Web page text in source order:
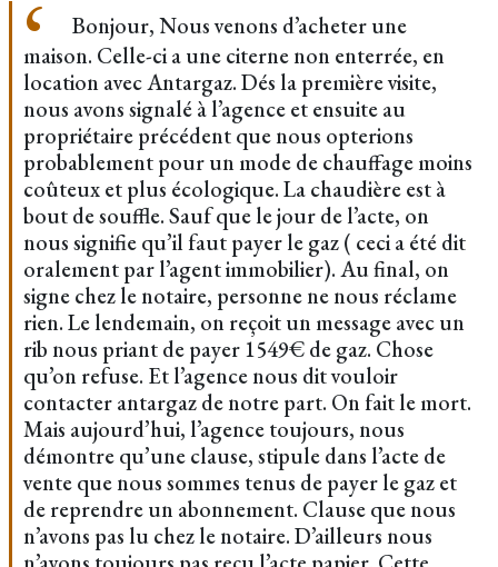
Bonjour, Nous venons d’acheter une
maison. Celle-ci a une citerne non enterrée, en
location avec Antargaz. Dés la première visite,
nous avons signalé à l’agence et ensuite au
propriétaire précédent que nous opterions
probablement pour un mode de chauffage moins
coûteux et plus écologique. La chaudière est à
bout de souffle. Sauf que le jour de l’acte, on
nous signifie qu’il faut payer le gaz ( ceci a été dit
oralement par l’agent immobilier). Au final, on
signe chez le notaire, personne ne nous réclame
rien. Le lendemain, on reçoit un message avec un
rib nous priant de payer 1549€ de gaz. Chose
qu’on refuse. Et l’agence nous dit vouloir
contacter antargaz de notre part. On fait le mort.
Mais aujourd’hui, l’agence toujours, nous
démontre qu’une clause, stipule dans l’acte de
vente que nous sommes tenus de payer le gaz et
de reprendre un abonnement. Clause que nous
n’avons pas lu chez le notaire. D’ailleurs nous